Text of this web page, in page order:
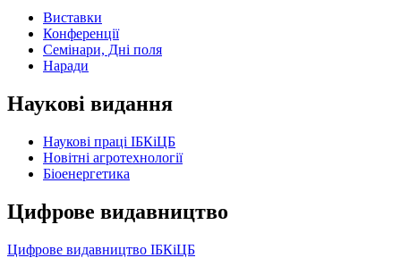
Виставки
Конференції
Семінари, Дні поля
Наради
Наукові видання
Наукові праці ІБКіЦБ
Новітні агротехнології
Бiоенергетика
Цифрове видавництво
Цифрове видавництво ІБКіЦБ